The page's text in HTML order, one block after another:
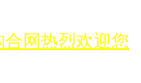
网热烈欢迎您